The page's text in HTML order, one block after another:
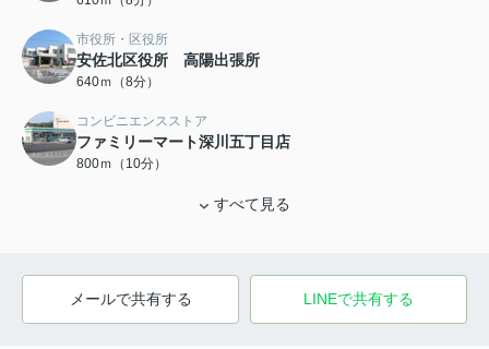
市役所・区役所
安佐北区役所 高陽出張所
640ｍ（8分）
コンビニエンスストア
ファミリーマート深川五丁目店
800ｍ（10分）
すべて見る
メールで共有する LINEで共有する